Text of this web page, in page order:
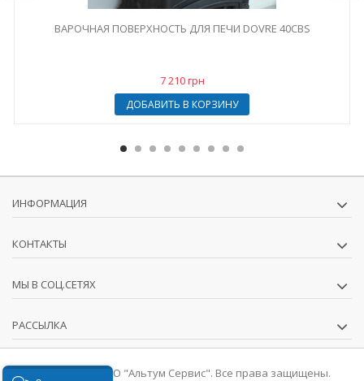
ВАРОЧНАЯ ПОВЕРХНОСТЬ ДЛЯ ПЕЧИ DOVRE 40CBS
7 210 грн
ДОБАВИТЬ В КОРЗИНУ
ИНФОРМАЦИЯ
КОНТАКТЫ
МЫ В СОЦ.СЕТЯХ
РАССЫЛКА
© 2016-2026 ООО "Альтум Сервис". Все права защищены.